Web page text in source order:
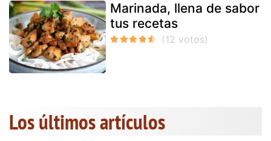
Marinada, llena de sabor
tus recetas
Los últimos artículos